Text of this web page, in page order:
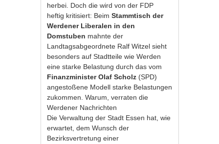
herbei. Doch die wird von der FDP
heftig kritisiert: BeimStammtisch der
Werdener Liberalen in den
Domstuben mahnte der
Landtagsabgeordnete Ralf Witzel sieht
besonders auf Stadtteile wie Werden
eine starke Belastung durch das vom
Finanzminister Olaf Scholz (SPD)
angestoßene Modell starke Belastungen
zukommen. Warum, verraten die
Werdener Nachrichten
Die Verwaltung der Stadt Essen hat, wie
erwartet, dem Wunsch der
Bezirksvertretung einer